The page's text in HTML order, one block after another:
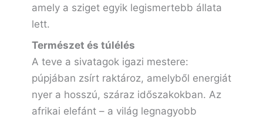
amely a sziget egyik legismertebb állata
lett.
Természet és túlélés
A teve a sivatagok igazi mestere:
púpjában zsírt raktároz, amelyből energiát
nyer a hosszú, száraz időszakokban. Az
afrikai elefánt – a világ legnagyobb